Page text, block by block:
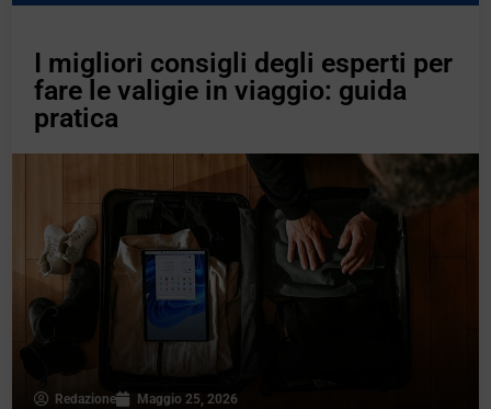
I migliori consigli degli esperti per
fare le valigie in viaggio: guida
pratica
Redazione Maggio 25, 2026